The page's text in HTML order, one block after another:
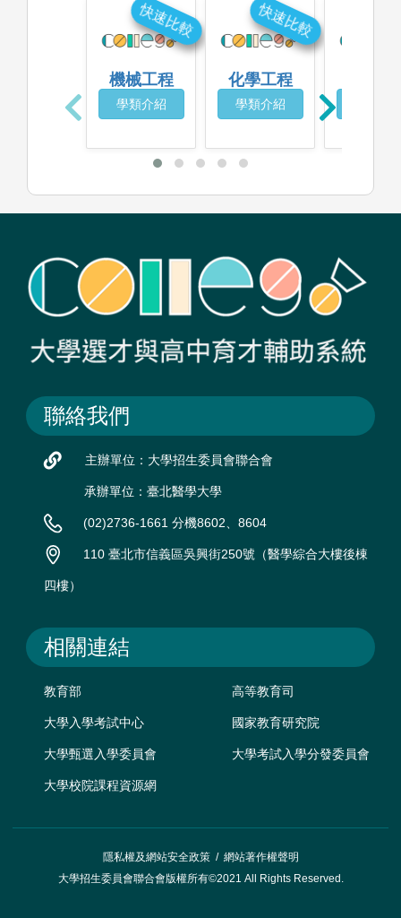
機械工程
學類介紹
快速比較
化學工程
學類介紹
快速比較
聯絡我們
主辦單位：大學招生委員會聯合會
承辦單位：臺北醫學大學
(02)2736-1661 分機8602、8604
110 臺北市信義區吳興街250號（醫學綜合大樓後棟
四樓）
相關連結
教育部 高等教育司
大學入學考試中心 國家教育研究院
大學甄選入學委員會 大學考試入學分發委員會
大學校院課程資源網
隱私權及網站安全政策/ 網站著作權聲明
大學招生委員會聯合會版權所有©2021 All Rights Reserved.